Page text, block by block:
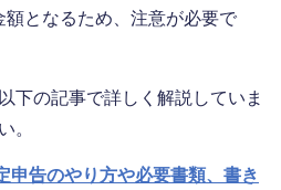
額となるため、注意が必要で
下の記事で詳しく解説していま
。
申告のやり方や必要書類、書き